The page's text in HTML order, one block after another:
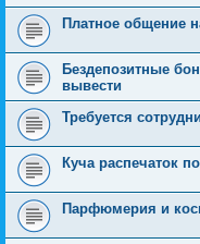
Платное общение
Бездепозитные
вывести
Требуется
Куча распечаток
Парфюмерия и